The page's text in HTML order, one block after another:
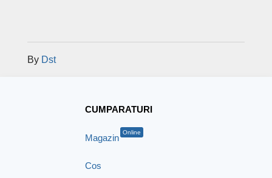
By Dst
CUMPARATURI
Magazin
Online
Cos